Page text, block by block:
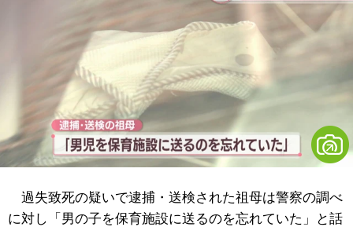
過失致死の疑いで逮捕・送検された祖母は警察の調べ
に対し「男の子を保育施設に送るのを忘れていた」と話